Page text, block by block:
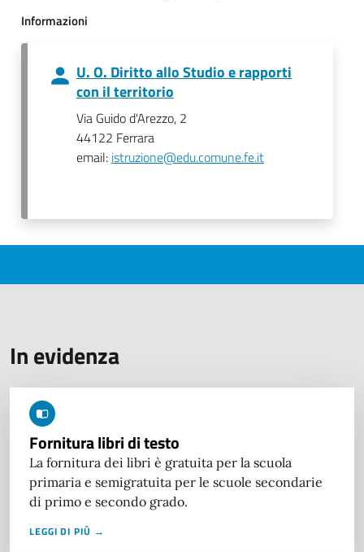
Informazioni
U. O. Diritto allo Studio e rapporti
con il territorio
Via Guido d'Arezzo, 2
44122 Ferrara
email: istruzione@edu.comune.fe.it
In evidenza
Fornitura libri di testo
La fornitura dei libri è gratuita per la scuola
primaria e semigratuita per le scuole secondarie
di primo e secondo grado.
LEGGI DI PIÙ →